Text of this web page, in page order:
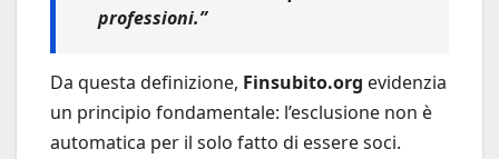
professioni.”
Da questa definizione, Finsubito.org evidenzia
un principio fondamentale: l’esclusione non è
automatica per il solo fatto di essere soci.